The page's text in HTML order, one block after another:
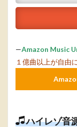
—Amazon Music
１億曲以上が自由
ハイレゾ音